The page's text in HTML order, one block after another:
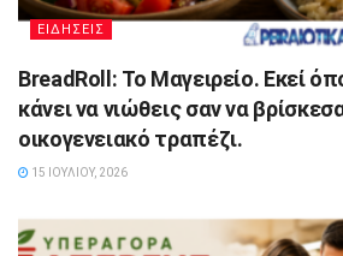
ΕΙΔΗΣΕΙΣ
BreadRoll: Το Μαγειρείο. Εκεί
κάνει να νιώθεις σαν να
οικογενειακό τραπέζι.
15 ΙΟΥΛΊΟΥ, 2026